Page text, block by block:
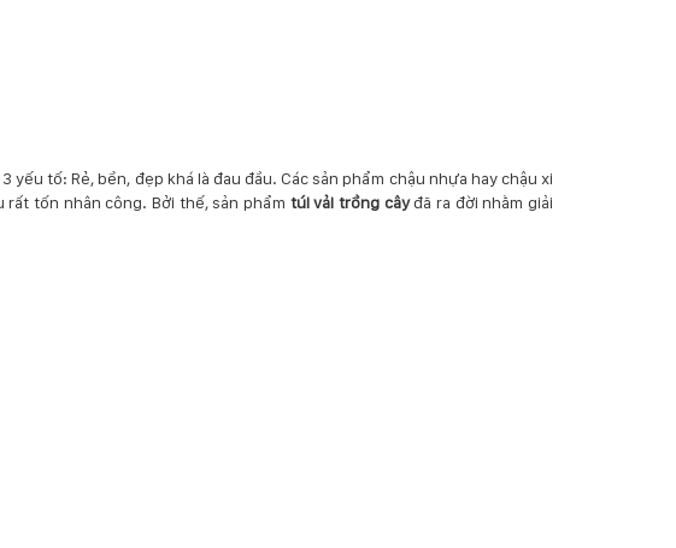
tố: Rẻ, bền, đẹp khá là đau đầu. Các sản phẩm chậu nhựa hay chậu xi
tốn nhân công. Bởi thế, sản phẩm túi vải trồng câyđã ra đời nhằm giải